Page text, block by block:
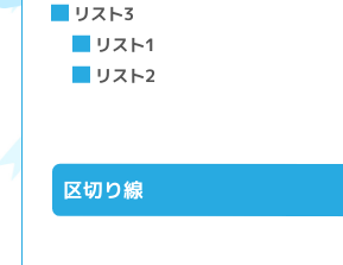
リスト3
リスト1
リスト2
区切り線